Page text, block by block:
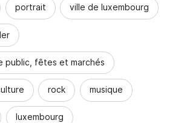
portrait ville de luxembourg
public, fêtes et marchés
rock musique
luxembourg